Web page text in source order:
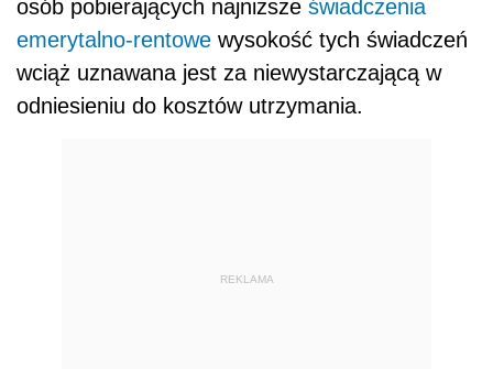
osób pobierających najniższe świadczenia
emerytalno-rentowe wysokość tych świadczeń
wciąż uznawana jest za niewystarczającą w
odniesieniu do kosztów utrzymania.
REKLAMA